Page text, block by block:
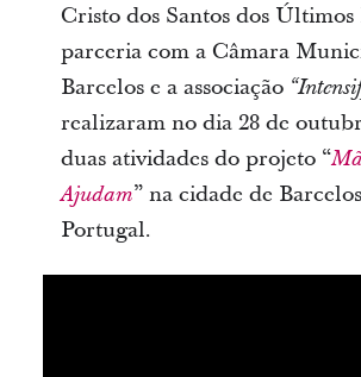
Cristo dos Santos dos Últimos
parceria com a Câmara
Barcelos e a associação
realizaram no dia 28 de
duas atividades do projeto “
Ajudam” na cidade de
Portugal.